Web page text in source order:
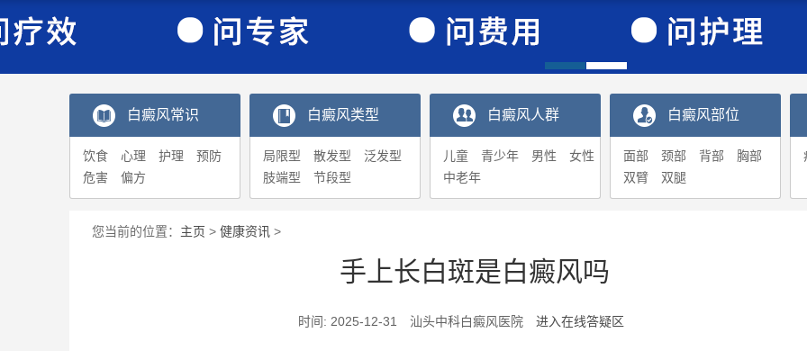
白癜风常识
饮食 心理 护理
预防
危害
偏方
白癜风类型
局限型 散发型
泛发型
肢端型
节段型
白癜风人群
儿童 青少年 男性
女性
中老年
白癜风部位
面部 颈部 背部
胸部
双臂
双腿
您当前的位置： 主页 > 健康资讯 >
手上长白斑是白癜风吗
时间: 2025-12-31 汕头中科白癜风医院 进入在线答疑区